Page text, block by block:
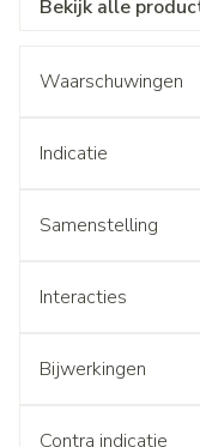
Bekijk alle
Waarschuwingen
Indicatie
Samenstelling
Interacties
Bijwerkingen
Contra indicatie